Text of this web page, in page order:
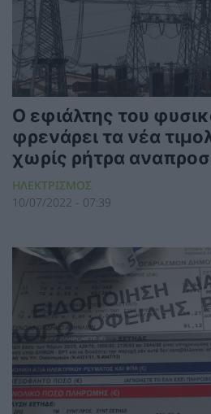
Ο εφιάλτης του
φρενάρει τα νέα
χωρίς ρήτρα
ΗΛΕΚΤΡΙΣΜΟΣ
10/07/2022 - 07:39